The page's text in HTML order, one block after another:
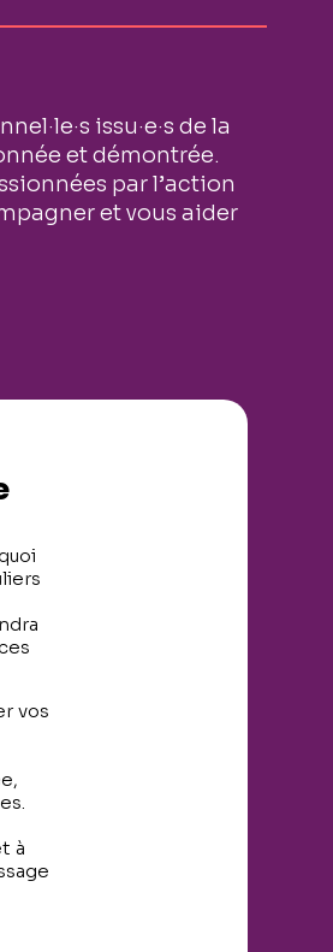
issu·e·s de la
et démontrée.
par l’action
et vous aider
vos
à